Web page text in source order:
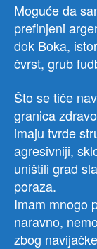
Moguće da
prefinjeni
dok Boka,
čvrst, grub
Što se tiče
granica
imaju tvrde
agresivniji,
uništili grad
poraza.
Imam mnogo
naravno,
zbog